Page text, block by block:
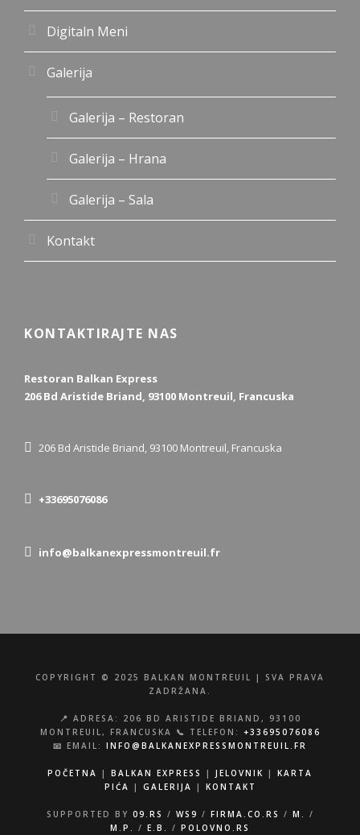
Digitaln Meni
Galerija
Galerija – Restoran
Galerija – Hrana
Galerija – Sala
Kontakt
KONTAKTIRAJTE NAS
Restoran Balkan Express
206 Bd Aristide Briand, 93100 Montreuil, Francuska
206 Bd Aristide Briand, 93100 Montreuil, Francuska
+33695076086
info@balkanexpressmontreuil.fr
COPYRIGHT © 2025 BALKAN MONTREUIL | SVA PRAVA
ZADRŽANA.
📍 ADRESA: 206 BD ARISTIDE BRIAND, 93100
MONTREUIL, FRANCUSKA 📞 TELEFON: +33695076086
📧 EMAIL: INFO@BALKANEXPRESSMONTREUIL.FR
POČETNA | BALKAN EXPRESS | JELOVNIK | KARTA
PIĆA | GALERIJA | KONTAKT
SUPPORTED BY 09.RS / WS9 / FIRMA.CO.RS / M. /
M.P. / E.B. / POLOVNO.RS